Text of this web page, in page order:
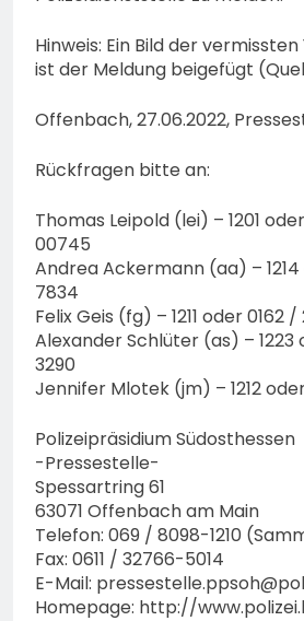
Hinweis: Ein Bild der
ist der Meldung beigefügt
Offenbach, 27.06.2022,
Rückfragen bitte an:
Thomas Leipold (lei) – 1201
00745
Andrea Ackermann (aa) – 1214
7834
Felix Geis (fg) – 1211 oder 0162 /
Alexander Schlüter (as) – 1223
3290
Jennifer Mlotek (jm) – 1212
Polizeipräsidium Südosthessen
-Pressestelle-
Spessartring 61
63071 Offenbach am Main
Telefon: 069 / 8098-1210
Fax: 0611 / 32766-5014
E-Mail:
Homepage: http://